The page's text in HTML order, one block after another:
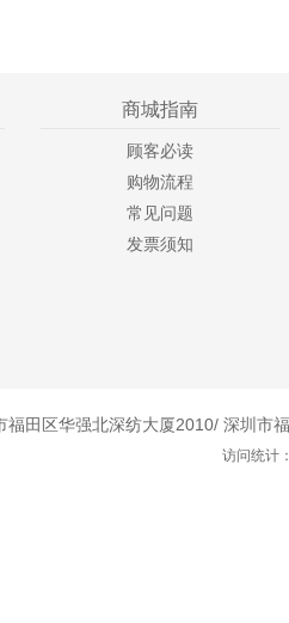
商城指南
顾客必读
购物流程
常见问题
发票须知
福田区华强北深纺大厦2010/ 深圳市
访问统计